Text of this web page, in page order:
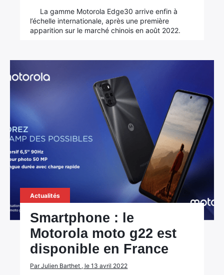
La gamme Motorola Edge30 arrive enfin à
l’échelle internationale, après une première
apparition sur le marché chinois en août 2022.
Actualités
Smartphone : le
Motorola moto g22 est
disponible en France
Par Julien Barthet , le 13 avril 2022